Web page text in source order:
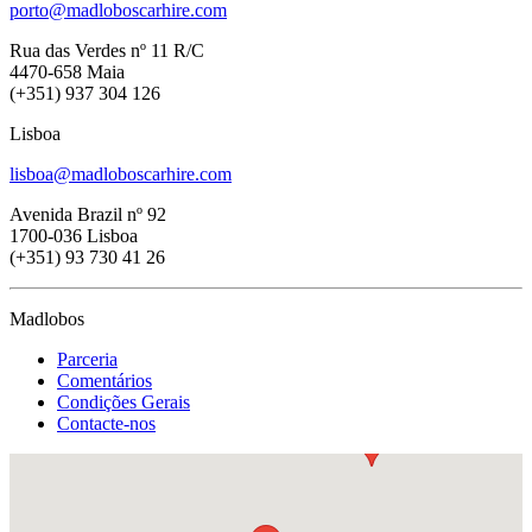
porto@madloboscarhire.com
Rua das Verdes nº 11 R/C
4470-658 Maia
(+351) 937 304 126
Lisboa
lisboa@madloboscarhire.com
Avenida Brazil nº 92
1700-036 Lisboa
(+351) 93 730 41 26
Madlobos
Parceria
Comentários
Condições Gerais
Contacte-nos